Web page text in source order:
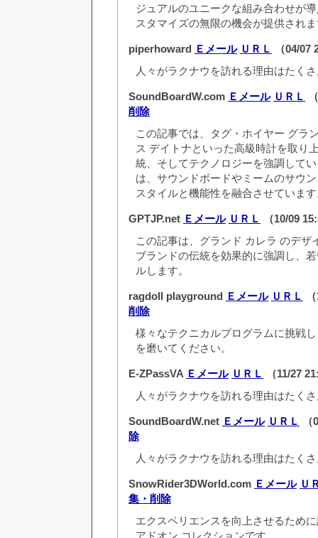
ジュアルのユニークな組み合わせが
スタマイズの無限の機会が提供され
piperhoward Ｅメール ＵＲＬ
（04/07
人々がラクナウを訪れる理由はたく
SoundBoardW.com Ｅメール ＵＲＬ
削除
この記事では、タグ・ホイヤー グラ
ス デイトナといった高級時計を取り
統、そしてテクノロジーを強調して
は、サウンドボードやミームのサウ
スタイルと機能性を融合させていま
GPTJP.net Ｅメール ＵＲＬ
（10/09
この記事は、グランド カレラ のデザ
ブランドの伝統を効果的に強調し、
ルします。
ragdoll playground Ｅメール ＵＲＬ
削除
様々なテクニカルプログラムに挑戦
を磨いてください。
E-ZPassVA Ｅメール ＵＲＬ
（11/27
人々がラクナウを訪れる理由はたく
SoundBoardW.net Ｅメール ＵＲＬ
（
除
人々がラクナウを訪れる理由はたく
SnowRider3DWorld.com Ｅメール Ｕ
集・削除
エクスペリエンスを向上させるため
アドオン コレクションです。